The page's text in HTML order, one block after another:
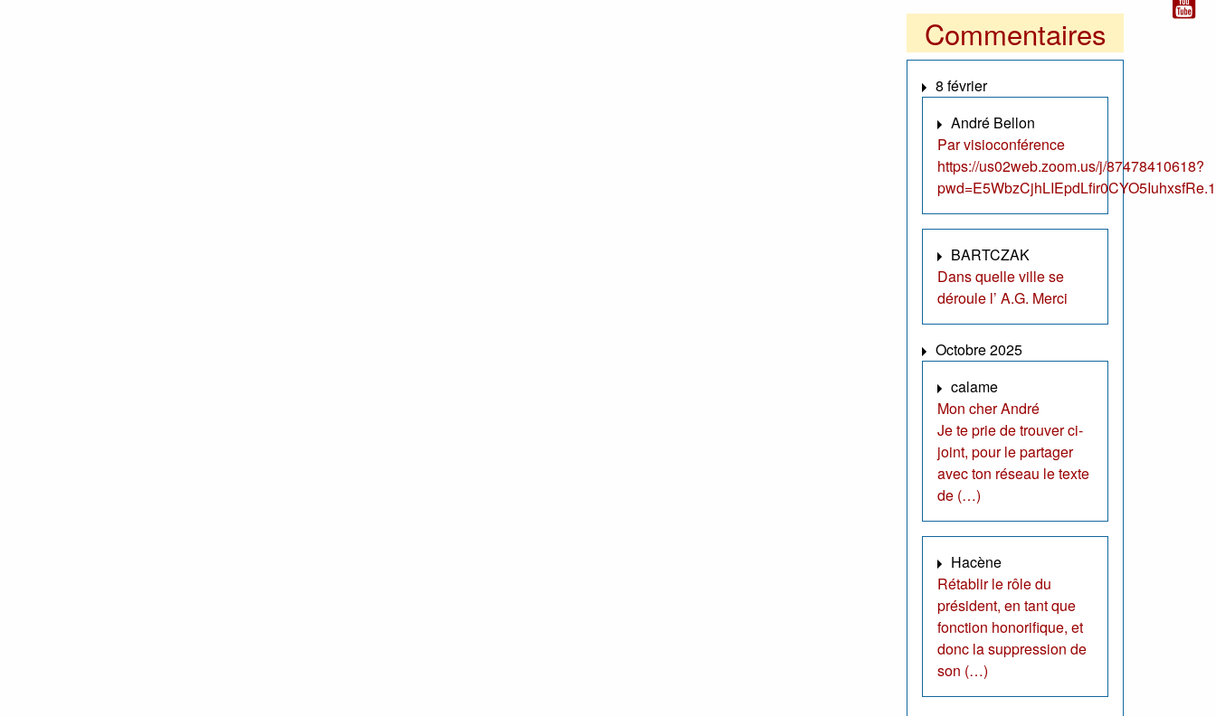
Commentaires
8 février
André Bellon
Par visioconférence
https://us02web.zoom.us/j/87478410618?
BARTCZAK
Dans quelle ville se
déroule l’ A.G. Merci
Octobre 2025
calame
Mon cher André
Je te prie de trouver ci-
joint, pour le partager
avec ton réseau le texte
de (…)
Hacène
Rétablir le rôle du
président, en tant que
fonction honorifique, et
donc la suppression de
son (…)